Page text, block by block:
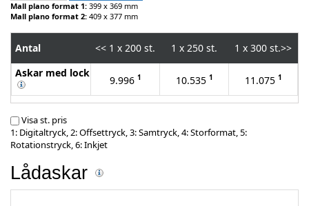
Mall plano format 1: 399 x 369 mm
Mall plano format 2: 409 x 377 mm
Antal << 1 x 200 st. 1 x 250 st. 1 x 300 st.>>
Askar med lock
9.996 1 10.535 1 11.075 1
Visa st. pris
1: Digitaltryck, 2: Offsettryck, 3: Samtryck, 4: Storformat, 5:
Rotationstryck, 6: Inkjet
Lådaskar